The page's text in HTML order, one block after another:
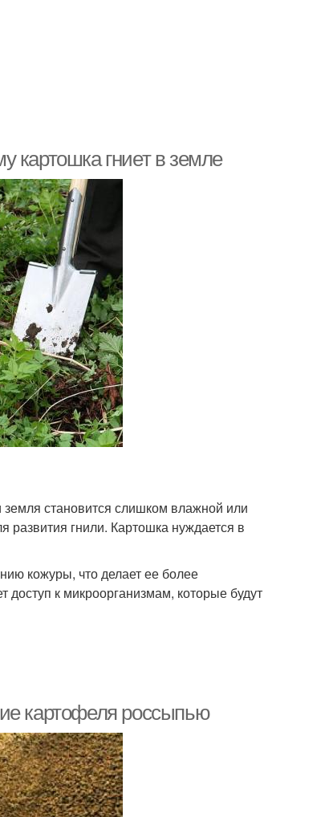
картошка гниет в земле
становится слишком влажной или
развития гнили. Картошка нуждается в
кожуры, что делает ее более
к микроорганизмам, которые будут
картофеля россыпью